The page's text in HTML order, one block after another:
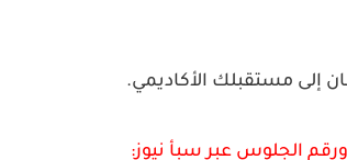
إلى مستقبلك الأكاديمي.